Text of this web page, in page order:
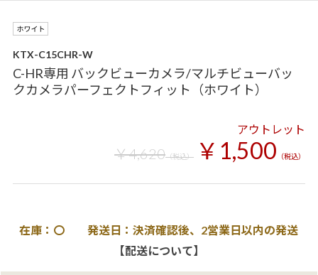
KTX-C15CHR-W
C-HR専用 バックビューカメラ/マルチビューバッ
クカメラパーフェクトフィット（ホワイト）
アウトレット
￥4,620（税込） ￥1,500 （税込）
在庫：〇 発送日：決済確認後、2営業日以内の発送
【配送について】